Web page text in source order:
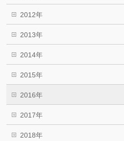
2012年
2013年
2014年
2015年
2016年
2017年
2018年